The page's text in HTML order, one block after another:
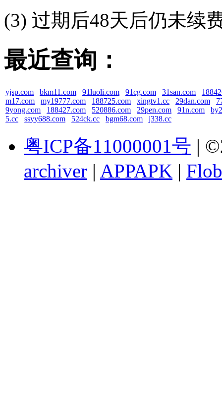
(3) 过期后48天后仍未续
最近查询：
yjsp.com bkm11.com 91luoli.com 91cg.com 31san.com
m17.com
my19777.com 188725.com xingtv1.cc 29dan.com
9yong.com
188427.com 520886.com 29pen.com 91n.com
5.cc
ssyy688.com 524ck.cc bgm68.com j338.cc
粤ICP备11000001号 |
archiver | APPAPK |